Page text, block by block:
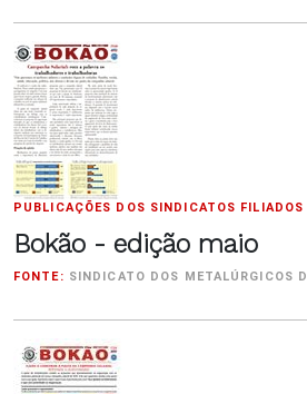
PUBLICAÇÕES DOS SINDICATOS FILIADOS
Bokão - edição maio
FONTE: SINDICATO DOS METALÚRGICOS